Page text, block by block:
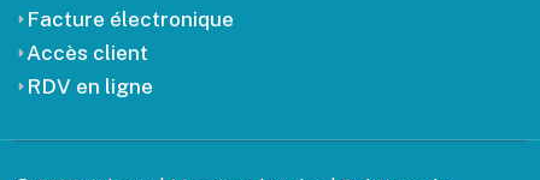
Facture électronique
Accès client
RDV en ligne